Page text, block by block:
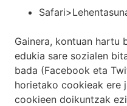
Gainera, kontuan hartu
edukia sare sozialen
bada (Facebook eta
horietako cookieak ere
cookieen doikuntzak